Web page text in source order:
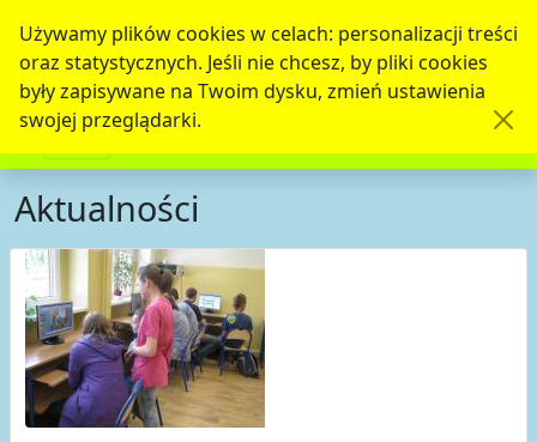
Używamy plików cookies w celach: personalizacji treści
oraz statystycznych. Jeśli nie chcesz, by pliki cookies
były zapisywane na Twoim dysku, zmień ustawienia
swojej przeglądarki.
Aktualności